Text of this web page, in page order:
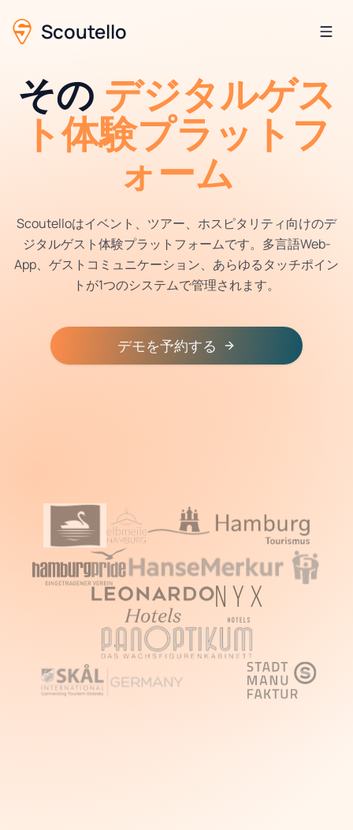
Scoutello
その デジタルゲス
ト体験プラットフ
ォーム
Scoutelloはイベント、ツアー、ホスピタリティ向けのデ
ジタルゲスト体験プラットフォームです。多言語Web-
App、ゲストコミュニケーション、あらゆるタッチポイン
トが1つのシステムで管理されます。
デモを予約する